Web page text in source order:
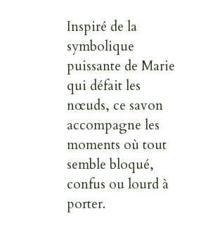
Inspiré de la
symbolique
puissante de Marie
qui défait les
nœuds, ce savon
accompagne les
moments où tout
semble bloqué,
confus ou lourd à
porter.